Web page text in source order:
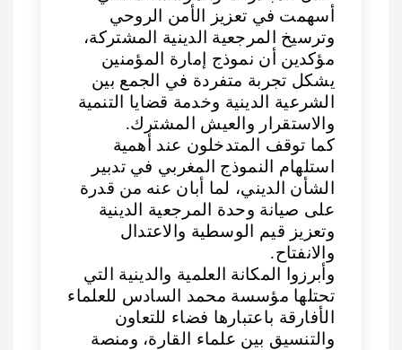
أسهمت في تعزيز الأمن الروحي
وترسيخ المرجعية الدينية المشتركة،
مؤكدين أن نموذج إمارة المؤمنين
يشكل تجربة متفردة في الجمع بين
الشرعية الدينية وخدمة قضايا التنمية
والاستقرار والعيش المشترك.
كما توقف المتدخلون عند أهمية
استلهام النموذج المغربي في تدبير
الشأن الديني، لما أبان عنه من قدرة
على صيانة وحدة المرجعية الدينية
وتعزيز قيم الوسطية والاعتدال
والانفتاح.
وأبرزوا المكانة العلمية والدينية التي
تحتلها مؤسسة محمد السادس للعلماء
الأفارقة باعتبارها فضاء للتعاون
والتنسيق بين علماء القارة، ومنصة